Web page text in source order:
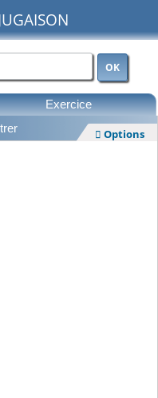
OK
Exercice
 Options